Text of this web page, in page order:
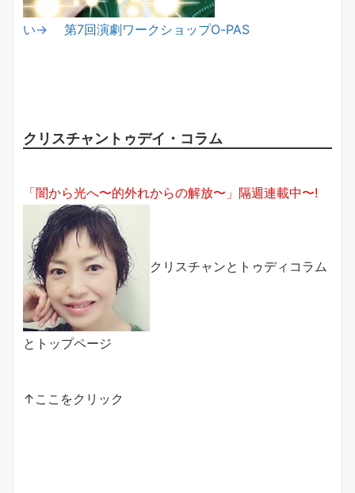
い→ 第7回演劇ワークショップO-PAS
クリスチャントゥデイ・コラム
「闇から光へ〜的外れからの解放〜」隔週連載中〜!
クリスチャンとトゥディコラム
とトップページ
↑ここをクリック